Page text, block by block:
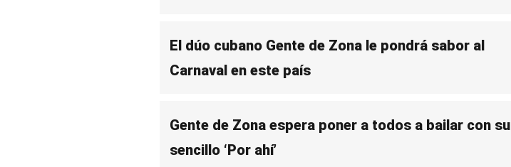
El dúo cubano Gente de Zona le pondrá sabor al
Carnaval en este país
Gente de Zona espera poner a todos a bailar con su
sencillo ‘Por ahí’